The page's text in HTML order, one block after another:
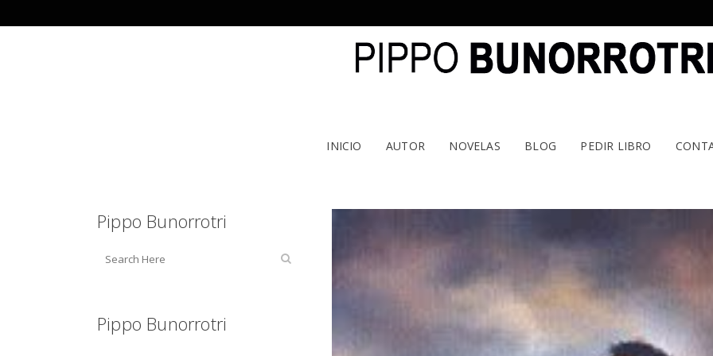
INICIO AUTOR NOVELAS BLOG PEDIR LIBRO
Pippo Bunorrotri
Pippo Bunorrotri